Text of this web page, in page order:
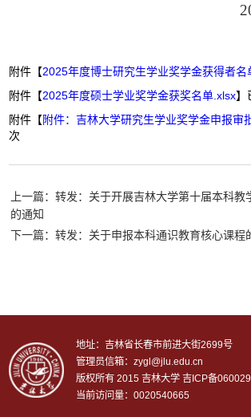
附件【2025年度博士研究生学业奖学金获得者名
附件【2025年度硕士学业奖学金获奖名单.xlsx】
附件【附件：吉林大学研究生学业奖学金申报审
次
上一篇：转发：关于开展吉林大学第十届本科
的通知
下一篇：转发：关于申报本科通识教育核心课程
地址：吉林省长春市前进大街2699号
管理员信箱：zygl@jlu.edu.cn
版权所有 2015 吉林大学 吉ICP备
当前访问量：0020540665